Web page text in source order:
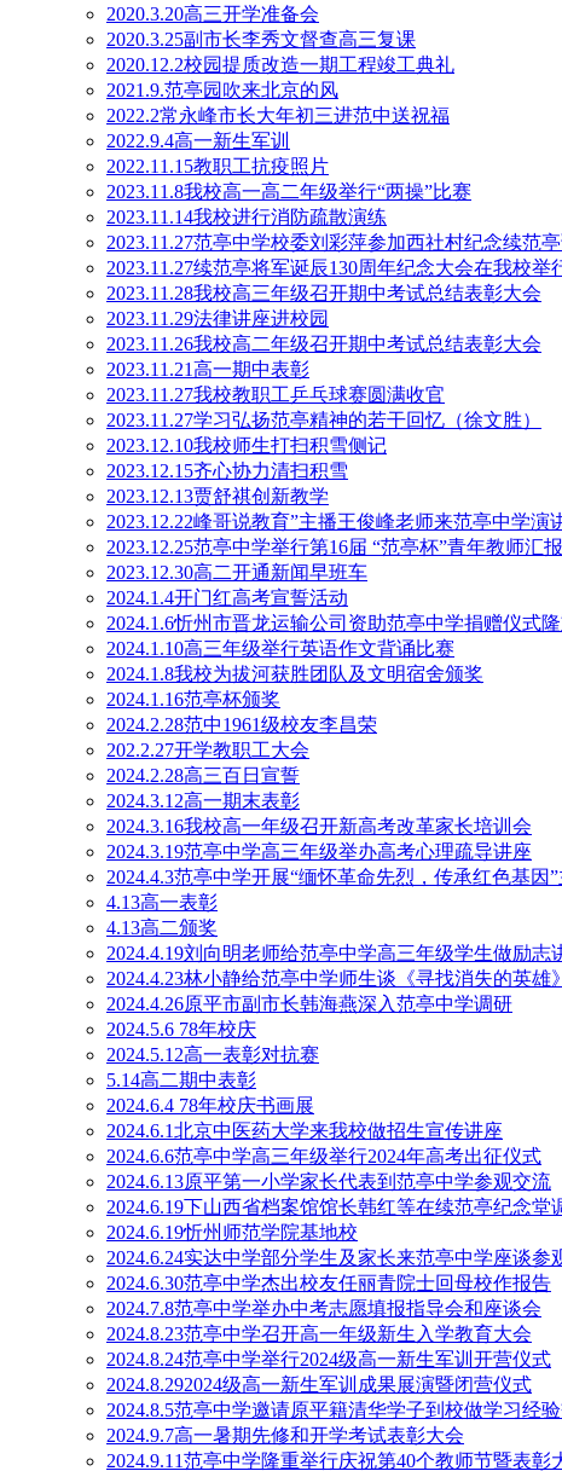
2020.3.20高三开学准备会
2020.3.25副市长李秀文督查高三复课
2020.12.2校园提质改造一期工程竣工典礼
2021.9.范亭园吹来北京的风
2022.2常永峰市长大年初三进范中送祝福
2022.9.4高一新生军训
2022.11.15教职工抗疫照片
2023.11.8我校高一高二年级举行“两操”比赛
2023.11.14我校进行消防疏散演练
2023.11.27范亭中学校委刘彩萍参加西社村纪念续范
2023.11.27续范亭将军诞辰130周年纪念大会在我校举
2023.11.28我校高三年级召开期中考试总结表彰大会
2023.11.29法律讲座进校园
2023.11.26我校高二年级召开期中考试总结表彰大会
2023.11.21高一期中表彰
2023.11.27我校教职工乒乓球赛圆满收官
2023.11.27学习弘扬范亭精神的若干回忆（徐文胜）
2023.12.10我校师生打扫积雪侧记
2023.12.15齐心协力清扫积雪
2023.12.13贾舒祺创新教学
2023.12.22峰哥说教育”主播王俊峰老师来范亭中学演
2023.12.25范亭中学举行第16届 “范亭杯”青年教师汇
2023.12.30高二开通新闻早班车
2024.1.4开门红高考宣誓活动
2024.1.6忻州市晋龙运输公司资助范亭中学捐赠仪式
2024.1.10高三年级举行英语作文背诵比赛
2024.1.8我校为拔河获胜团队及文明宿舍颁奖
2024.1.16范亭杯颁奖
2024.2.28范中1961级校友李昌荣
202.2.27开学教职工大会
2024.2.28高三百日宣誓
2024.3.12高一期末表彰
2024.3.16我校高一年级召开新高考改革家长培训会
2024.3.19范亭中学高三年级举办高考心理疏导讲座
2024.4.3范亭中学开展“缅怀革命先烈，传承红色基因
4.13高一表彰
4.13高二颁奖
2024.4.19刘向明老师给范亭中学高三年级学生做励志
2024.4.23林小静给范亭中学师生谈《寻找消失的英雄》
2024.4.26原平市副市长韩海燕深入范亭中学调研
2024.5.6 78年校庆
2024.5.12高一表彰对抗赛
5.14高二期中表彰
2024.6.4 78年校庆书画展
2024.6.1北京中医药大学来我校做招生宣传讲座
2024.6.6范亭中学高三年级举行2024年高考出征仪式
2024.6.13原平第一小学家长代表到范亭中学参观交流
2024.6.19下山西省档案馆馆长韩红等在续范亭纪念堂
2024.6.19忻州师范学院基地校
2024.6.24实达中学部分学生及家长来范亭中学座谈参
2024.6.30范亭中学杰出校友任丽青院士回母校作报告
2024.7.8范亭中学举办中考志愿填报指导会和座谈会
2024.8.23范亭中学召开高一年级新生入学教育大会
2024.8.24范亭中学举行2024级高一新生军训开营仪式
2024.8.292024级高一新生军训成果展演暨闭营仪式
2024.8.5范亭中学邀请原平籍清华学子到校做学习经
2024.9.7高一暑期先修和开学考试表彰大会
2024.9.11范亭中学隆重举行庆祝第40个教师节暨表彰